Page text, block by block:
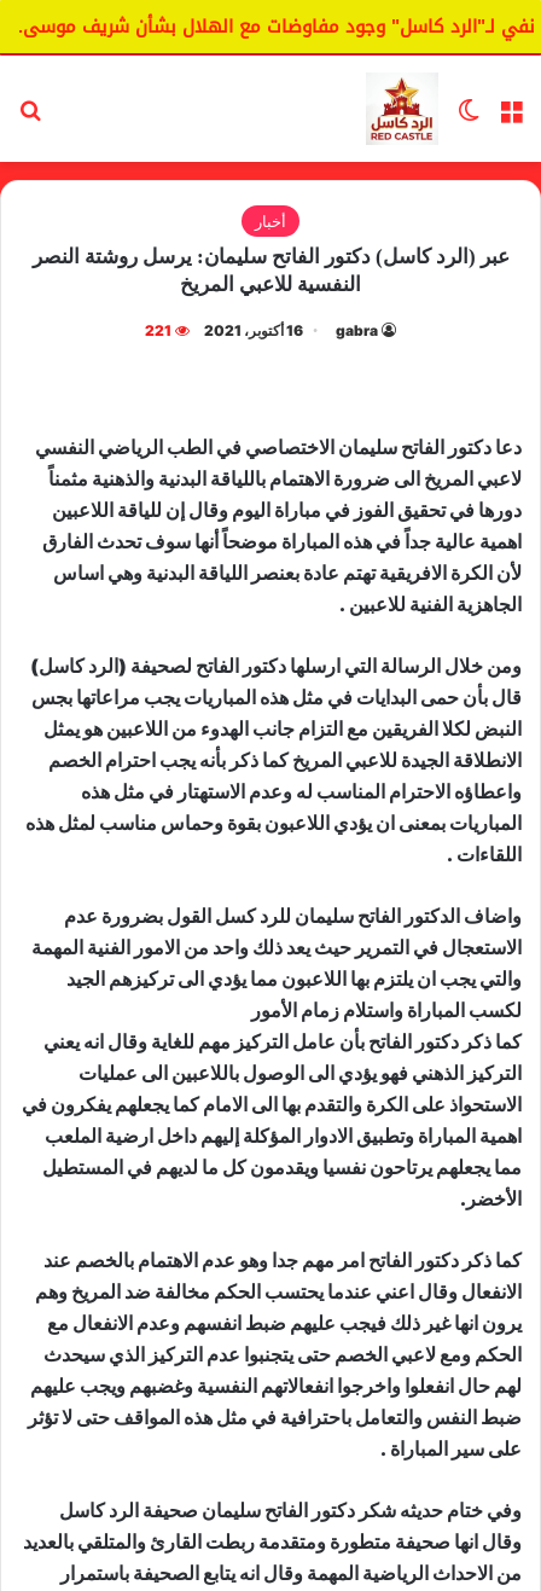
لـ"الرد كاسل" وجود مفاوضات مع الهلال بشأن شريف موسى.
القائمة الوضع المظلم
أخبار
عبر (الرد كاسل) دكتور الفاتح سليمان: يرسل روشتة النصر
النفسية للاعبي المريخ
gabra 16 أكتوبر، 2021 221
دعا دكتور الفاتح سليمان الاختصاصي في الطب الرياضي النفسي
لاعبي المريخ الى ضرورة الاهتمام باللياقة البدنية والذهنية مثمناً
دورها في تحقيق الفوز في مباراة اليوم وقال إن للياقة اللاعبين
اهمية عالية جداً في هذه المباراة موضحاً أنها سوف تحدث الفارق
لأن الكرة الافريقية تهتم عادة بعنصر اللياقة البدنية وهي اساس
الجاهزية الفنية للاعبين .
ومن خلال الرسالة التي ارسلها دكتور الفاتح لصحيفة (الرد كاسل)
قال بأن حمى البدايات في مثل هذه المباريات يجب مراعاتها بجس
النبض لكلا الفريقين مع التزام جانب الهدوء من اللاعبين هو يمثل
الانطلاقة الجيدة للاعبي المريخ كما ذكر بأنه يجب احترام الخصم
واعطاؤه الاحترام المناسب له وعدم الاستهتار في مثل هذه
المباريات بمعنى ان يؤدي اللاعبون بقوة وحماس مناسب لمثل هذه
اللقاءات .
واضاف الدكتور الفاتح سليمان للرد كسل القول بضرورة عدم
الاستعجال في التمرير حيث يعد ذلك واحد من الامور الفنية المهمة
والتي يجب ان يلتزم بها اللاعبون مما يؤدي الى تركيزهم الجيد
لكسب المباراة واستلام زمام الأمور
كما ذكر دكتور الفاتح بأن عامل التركيز مهم للغاية وقال انه يعني
التركيز الذهني فهو يؤدي الى الوصول باللاعبين الى عمليات
الاستحواذ على الكرة والتقدم بها الى الامام كما يجعلهم يفكرون في
اهمية المباراة وتطبيق الادوار المؤكلة إليهم داخل ارضية الملعب
مما يجعلهم يرتاحون نفسيا ويقدمون كل ما لديهم في المستطيل
الأخضر.
كما ذكر دكتور الفاتح امر مهم جدا وهو عدم الاهتمام بالخصم عند
الانفعال وقال اعني عندما يحتسب الحكم مخالفة ضد المريخ وهم
يرون انها غير ذلك فيجب عليهم ضبط انفسهم وعدم الانفعال مع
الحكم ومع لاعبي الخصم حتى يتجنبوا عدم التركيز الذي سيحدث
لهم حال انفعلوا واخرجوا انفعالاتهم النفسية وغضبهم ويجب عليهم
ضبط النفس والتعامل باحترافية في مثل هذه المواقف حتى لا تؤثر
على سير المباراة .
وفي ختام حديثه شكر دكتور الفاتح سليمان صحيفة الرد كاسل
وقال انها صحيفة متطورة ومتقدمة ربطت القارئ والمتلقي بالعديد
من الاحداث الرياضية المهمة وقال انه يتابع الصحيفة باستمرار